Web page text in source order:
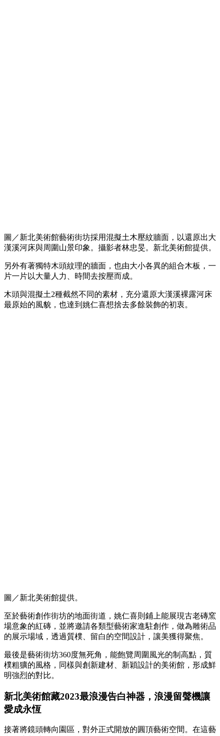
圖／新北美術館藝術街坊採用混擬土木壓紋牆面，以還原出大
漢溪河床與周圍山景印象。攝影者林忠旻。新北美術館提供。
另外有著獨特木頭紋理的牆面，也由大小各異的組合木板，一
片一片以大量人力、時間去按壓而成。
木頭與混擬土2種截然不同的素材，充分還原大漢溪裸露河床
最原始的風貌，也達到姚仁喜想捨去多餘裝飾的初衷。
圖／新北美術館提供。
至於藝術創作街坊的地面街道，姚仁喜則鋪上能展現古老磚窯
場意象的紅磚，並將邀請各類型藝術家進駐創作，做為雕術品
的展示場域，透過質樸、留白的空間設計，讓美獲得聚焦。
最後是藝術街坊360度無死角，能飽覽周圍風光的制高點，質
樸粗獷的風格，同樣與創新建材、新穎設計的美術館，形成鮮
明強烈的對比。
新北美術館藏2023最浪漫告白神器，浪漫留聲機讓
愛成永恆
接著將鏡頭轉向園區，對外正式開放的圓頂藝術空間。在這藝